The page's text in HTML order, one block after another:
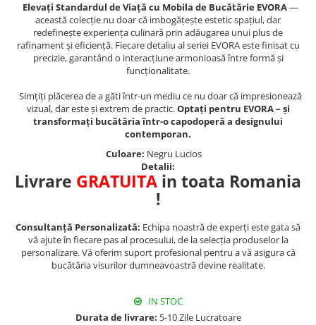
Elevați Standardul de Viață cu Mobila de Bucătărie EVORA—
această colecție nu doar că imbogățește estetic spațiul, dar
redefinește experiența culinară prin adăugarea unui plus de
rafinament și eficiență. Fiecare detaliu al seriei EVORA este finisat cu
precizie, garantând o interacțiune armonioasă între formă și
funcționalitate.
Simțiți plăcerea de a găti într-un mediu ce nu doar că impresionează
vizual, dar este și extrem de practic.Optați pentru EVORA – și
transformați bucătăria într-o capodoperă a designului
contemporan.
Culoare: Negru Lucios
Detalii:
Livrare GRATUITA in toata Romania
!
Consultanță Personalizată: Echipa noastră de experți este gata să
vă ajute în fiecare pas al procesului, de la selecția produselor la
personalizare. Vă oferim suport profesional pentru a vă asigura că
bucătăria visurilor dumneavoastră devine realitate.
IN STOC
Durata de livrare: 5-10 Zile Lucratoare